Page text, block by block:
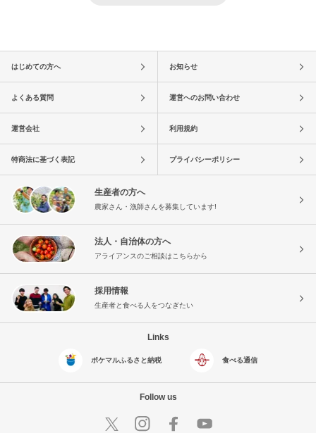
はじめての方へ お知らせ
よくある質問 運営へのお問い合わせ
運営会社 利用規約
特商法に基づく表記 プライバシーポリシー
生産者の方へ
農家さん・漁師さんを募集しています!
法人・自治体の方へ
アライアンスのご相談はこちらから
採用情報
生産者と食べる人をつなぎたい
Links
ポケマルふるさと納税 食べる通信
Follow us